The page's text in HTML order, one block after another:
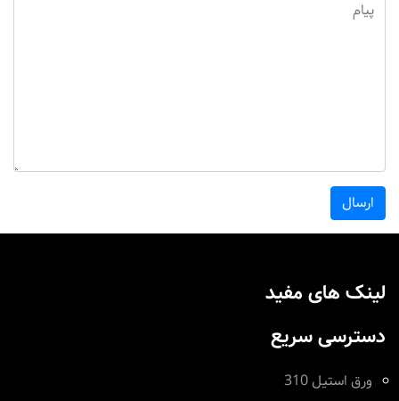
ارسال
لینک های مفید
دسترسی سریع
ورق استیل 310